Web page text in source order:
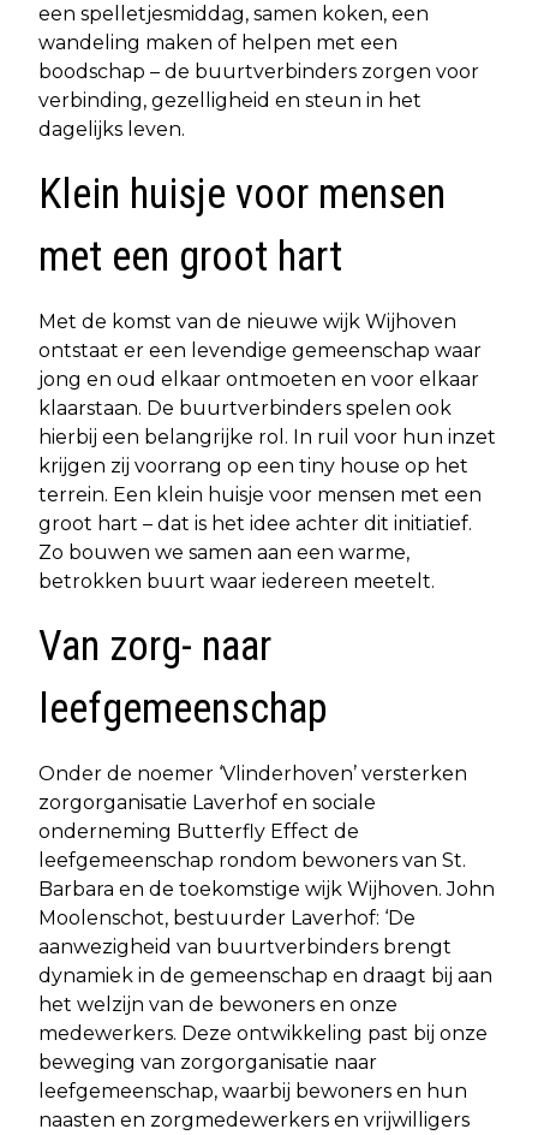
een spelletjesmiddag, samen koken, een
wandeling maken of helpen met een
boodschap – de buurtverbinders zorgen voor
verbinding, gezelligheid en steun in het
dagelijks leven.
Klein huisje voor mensen
met een groot hart
Met de komst van de nieuwe wijk Wijhoven
ontstaat er een levendige gemeenschap waar
jong en oud elkaar ontmoeten en voor elkaar
klaarstaan. De buurtverbinders spelen ook
hierbij een belangrijke rol. In ruil voor hun inzet
krijgen zij voorrang op een tiny house op het
terrein. Een klein huisje voor mensen met een
groot hart – dat is het idee achter dit initiatief.
Zo bouwen we samen aan een warme,
betrokken buurt waar iedereen meetelt.
Van zorg- naar
leefgemeenschap
Onder de noemer ‘Vlinderhoven’ versterken
zorgorganisatie Laverhof en sociale
onderneming Butterfly Effect de
leefgemeenschap rondom bewoners van St.
Barbara en de toekomstige wijk Wijhoven. John
Moolenschot, bestuurder Laverhof: ‘De
aanwezigheid van buurtverbinders brengt
dynamiek in de gemeenschap en draagt bij aan
het welzijn van de bewoners en onze
medewerkers. Deze ontwikkeling past bij onze
beweging van zorgorganisatie naar
leefgemeenschap, waarbij bewoners en hun
naasten en zorgmedewerkers en vrijwilligers